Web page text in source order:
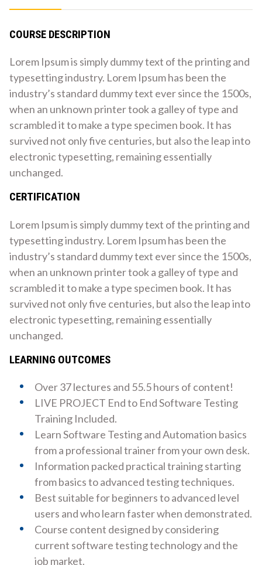
COURSE DESCRIPTION
Lorem Ipsum is simply dummy text of the printing and
typesetting industry. Lorem Ipsum has been the
industry’s standard dummy text ever since the 1500s,
when an unknown printer took a galley of type and
scrambled it to make a type specimen book. It has
survived not only five centuries, but also the leap into
electronic typesetting, remaining essentially
unchanged.
CERTIFICATION
Lorem Ipsum is simply dummy text of the printing and
typesetting industry. Lorem Ipsum has been the
industry’s standard dummy text ever since the 1500s,
when an unknown printer took a galley of type and
scrambled it to make a type specimen book. It has
survived not only five centuries, but also the leap into
electronic typesetting, remaining essentially
unchanged.
LEARNING OUTCOMES
Over 37 lectures and 55.5 hours of content!
LIVE PROJECT End to End Software Testing
Training Included.
Learn Software Testing and Automation basics
from a professional trainer from your own desk.
Information packed practical training starting
from basics to advanced testing techniques.
Best suitable for beginners to advanced level
users and who learn faster when demonstrated.
Course content designed by considering
current software testing technology and the
job market.